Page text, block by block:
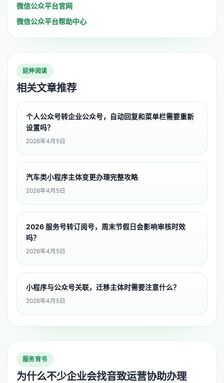
微信公众平台官网
微信公众平台帮助中心
延伸阅读
相关文章推荐
个人公众号转企业公众号，自动回复和菜单栏需要重新
设置吗？
2026年4月5日
汽车类小程序主体变更办理完整攻略
2026年4月5日
2026 服务号转订阅号，周末节假日会影响审核时效
吗？
2026年4月5日
小程序与公众号关联，迁移主体时需要注意什么？
2026年4月5日
服务背书
为什么不少企业会找音致运营协助办理